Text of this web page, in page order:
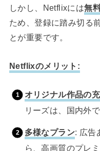
しかし、Netflixには無
ため、登録に踏み切る
とが重要です。
Netflixのメリット:
オリジナル作品の
リーズは、国内外で
多様なプラン: 広告
ら、高画質のプレ